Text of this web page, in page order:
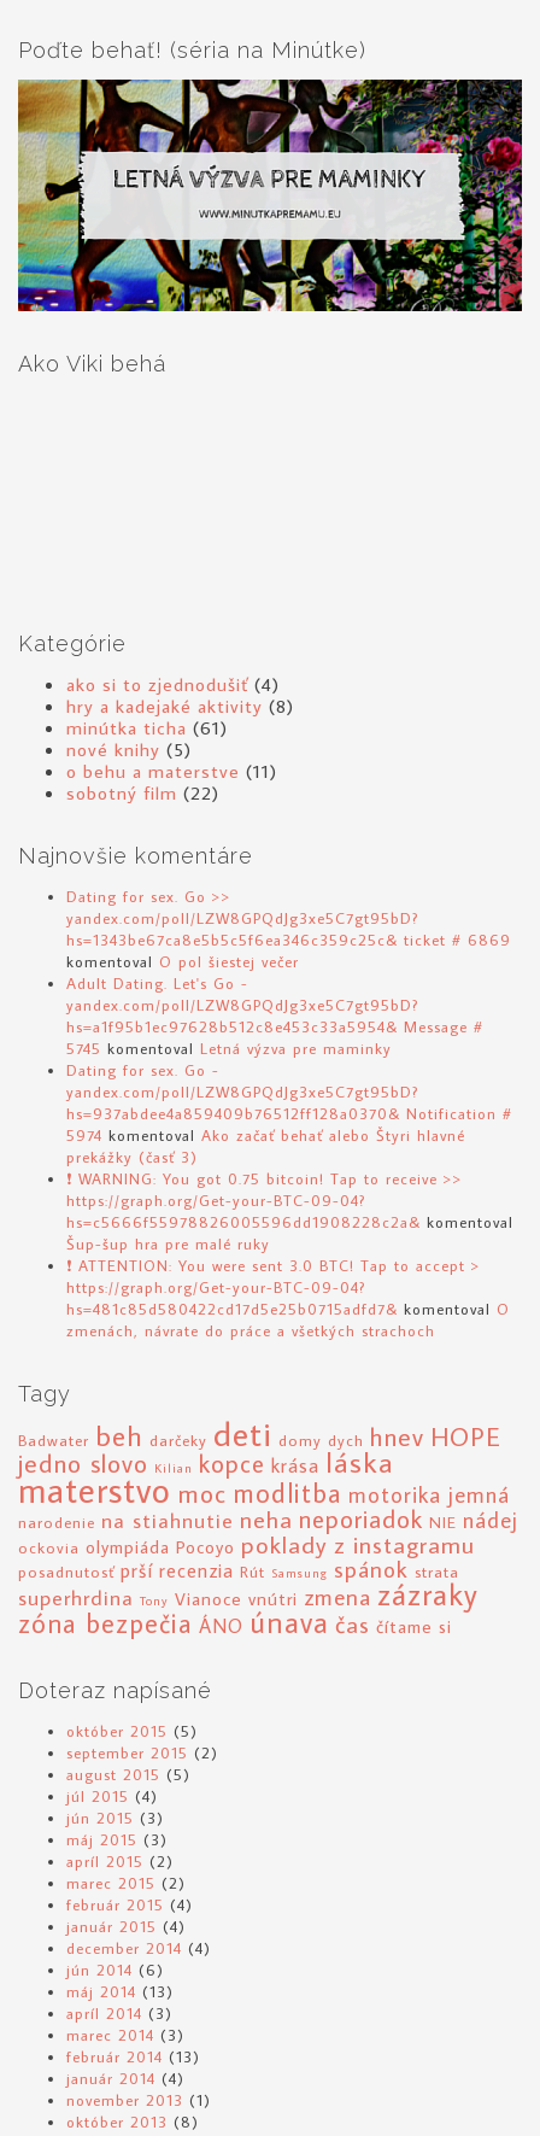
Poďte behať! (séria na Minútke)
Ako Viki behá
Kategórie
ako si to zjednodušiť (4)
hry a kadejaké aktivity (8)
minútka ticha (61)
nové knihy (5)
o behu a materstve (11)
sobotný film (22)
Najnovšie komentáre
Dating for sex. Go >>
yandex.com/poll/LZW8GPQdJg3xe5C7gt95bD?
hs=1343be67ca8e5b5c5f6ea346c359c25c& ticket # 6869
komentoval O pol šiestej večer
Adult Dating. Let's Go -
yandex.com/poll/LZW8GPQdJg3xe5C7gt95bD?
hs=a1f95b1ec97628b512c8e453c33a5954& Message #
5745 komentoval Letná výzva pre maminky
Dating for sex. Go -
yandex.com/poll/LZW8GPQdJg3xe5C7gt95bD?
hs=937abdee4a859409b76512ff128a0370& Notification #
5974 komentoval Ako začať behať alebo Štyri hlavné
prekážky (časť 3)
❗ WARNING: You got 0.75 bitcoin! Tap to receive >>
https://graph.org/Get-your-BTC-09-04?
hs=c5666f55978826005596dd1908228c2a& komentoval
Šup-šup hra pre malé ruky
❗ ATTENTION: You were sent 3.0 BTC! Tap to accept >
https://graph.org/Get-your-BTC-09-04?
hs=481c85d580422cd17d5e25b0715adfd7& komentoval O
zmenách, návrate do práce a všetkých strachoch
Tagy
Badwater beh darčeky deti domy dych hnev HOPE
jedno slovo Kilian kopce krása láska
materstvo moc modlitba motorika jemná
narodenie na stiahnutie neha neporiadok NIE nádej
ockovia olympiáda Pocoyo poklady z instagramu
posadnutosť prší recenzia Rút Samsung spánok strata
superhrdina Tony Vianoce vnútri zmena zázraky
zóna bezpečia ÁNO únava čas čítame si
Doteraz napísané
október 2015 (5)
september 2015 (2)
august 2015 (5)
júl 2015 (4)
jún 2015 (3)
máj 2015 (3)
apríl 2015 (2)
marec 2015 (2)
február 2015 (4)
január 2015 (4)
december 2014 (4)
jún 2014 (6)
máj 2014 (13)
apríl 2014 (3)
marec 2014 (3)
február 2014 (13)
január 2014 (4)
november 2013 (1)
október 2013 (8)